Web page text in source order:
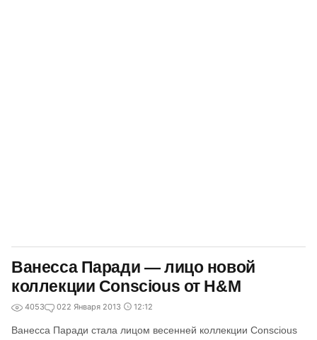
Ванесса Паради — лицо новой
коллекции Conscious от H&M
4053 022 Января 2013 12:12
Ванесса Паради стала лицом весенней коллекции Conscious